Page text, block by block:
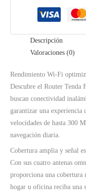
Descripción
Valoraciones (0)
Rendimiento Wi-Fi
Descubre el Router Tenda
buscan conectividad
garantizar una experiencia
velocidades de hasta 300
navegación diaria.
Cobertura amplia y señal
Con sus cuatro antenas
proporciona una cobertura
hogar u oficina reciba una